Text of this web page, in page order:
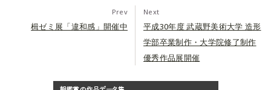
Prev
楫ゼミ展「違和感」開催中
Next
平成30年度 武蔵野美術大学 造形
学部卒業制作・大学院修了制作
優秀作品展開催